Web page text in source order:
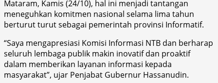
Mataram, Kamis (24/10), hal ini menjadi tantangan
meneguhkan komitmen nasional selama lima tahun
berturut turut sebagai pemerintah provinsi Informatif.
“Saya mengapresiasi Komisi Informasi NTB dan berharap
seluruh lembaga publik makin inovatif dan proaktif
dalam memberikan layanan informasi kepada
masyarakat”, ujar Penjabat Gubernur Hassanudin.